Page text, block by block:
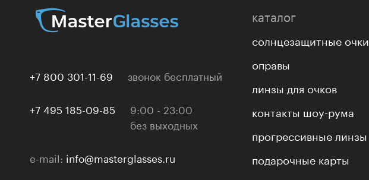
+7 800 301-11-69 звонок бесплатный
+7 495 185-09-85
9:00 - 23:00
без выходных
e-mail: info@masterglasses.ru
каталог
солнцезащитные очки
оправы
линзы для очков
контакты шоу-рума
прогрессивные линзы
подарочные карты